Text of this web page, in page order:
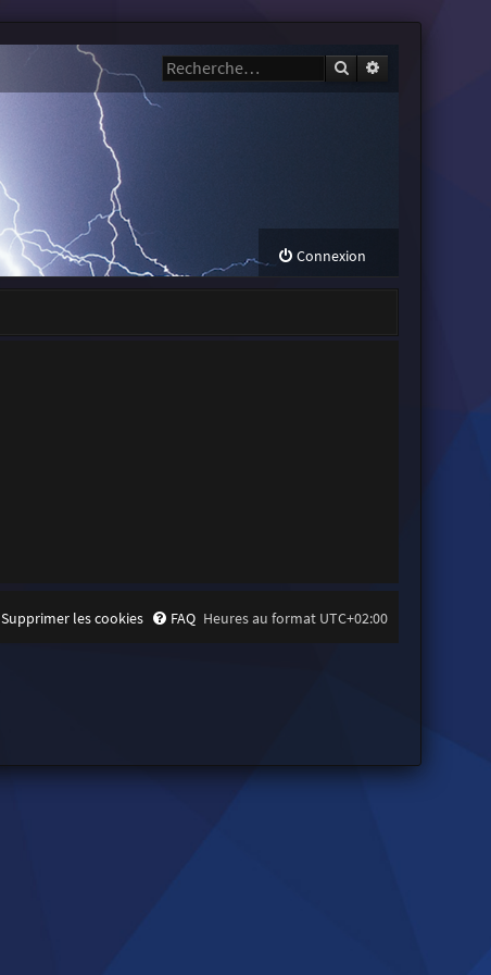
Rechercher
Connexion
Heures au format UTC+02:00
FAQ
Supprimer les cookies